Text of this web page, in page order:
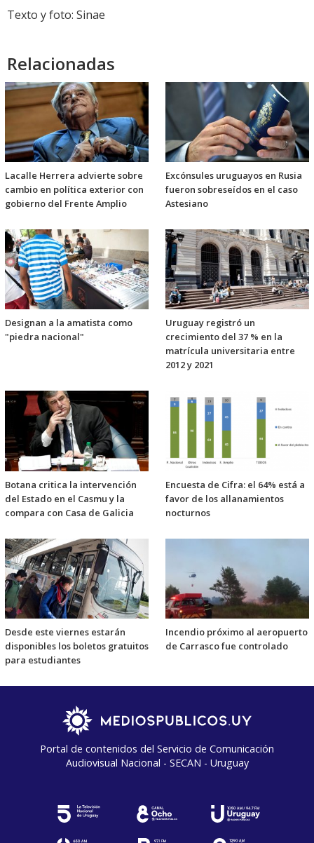
Texto y foto: Sinae
Relacionadas
Lacalle Herrera advierte sobre
cambio en política exterior con
gobierno del Frente Amplio
Excónsules uruguayos en Rusia
fueron sobreseídos en el caso
Astesiano
Designan a la amatista como
"piedra nacional"
Uruguay registró un
crecimiento del 37 % en la
matrícula universitaria entre
2012 y 2021
Botana critica la intervención
del Estado en el Casmu y la
compara con Casa de Galicia
Encuesta de Cifra: el 64% está a
favor de los allanamientos
nocturnos
Desde este viernes estarán
disponibles los boletos gratuitos
para estudiantes
Incendio próximo al aeropuerto
de Carrasco fue controlado
Portal de contenidos del Servicio de Comunicación
Audiovisual Nacional - SECAN - Uruguay